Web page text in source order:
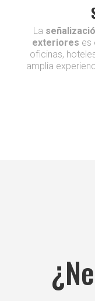
La
exteriores es
oficinas,
amplia